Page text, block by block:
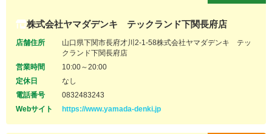
株式会社ヤマダデンキ テックランド下関長府店
店舗住所
山口県下関市長府才川2-1-58株式会社ヤマダデンキ テッ
クランド下関長府店
営業時間
10:00～20:00
定休日
なし
電話番号
0832483243
Webサイト
https://www.yamada-denki.jp